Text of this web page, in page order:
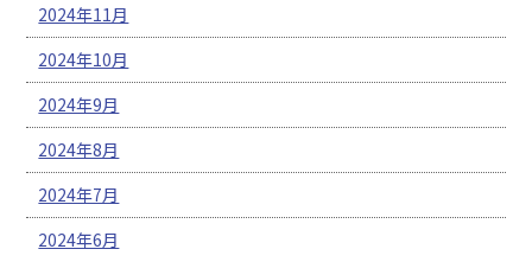
2024年11月
2024年10月
2024年9月
2024年8月
2024年7月
2024年6月